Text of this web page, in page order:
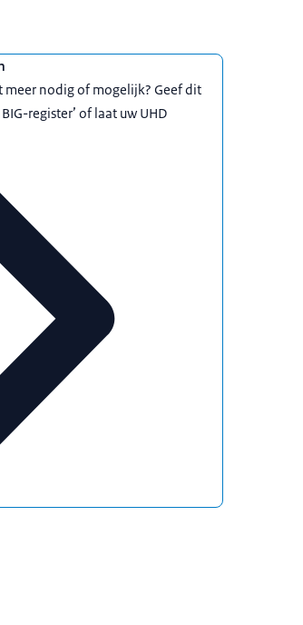
meer nodig of mogelijk? Geef dit
register’ of laat uw UHD